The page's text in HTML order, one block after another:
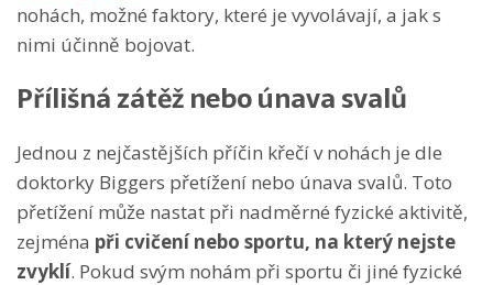
nohách, možné faktory, které je vyvolávají, a jak s
nimi účinně bojovat.
Přílišná zátěž nebo únava svalů
Jednou z nejčastějších příčin křečí v nohách je dle
doktorky Biggers přetížení nebo únava svalů. Toto
přetížení může nastat při nadměrné fyzické aktivitě,
zejména při cvičení nebo sportu, na který nejste
zvyklí. Pokud svým nohám při sportu či jiné fyzické